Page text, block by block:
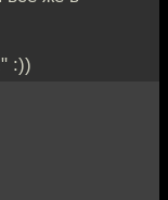
:))